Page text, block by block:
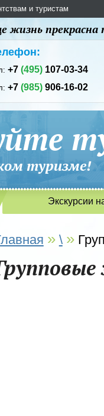
и туристам
жизнь
+7(495) 107-03-34
+7(985) 906-16-02
Экскурсии
» \ »